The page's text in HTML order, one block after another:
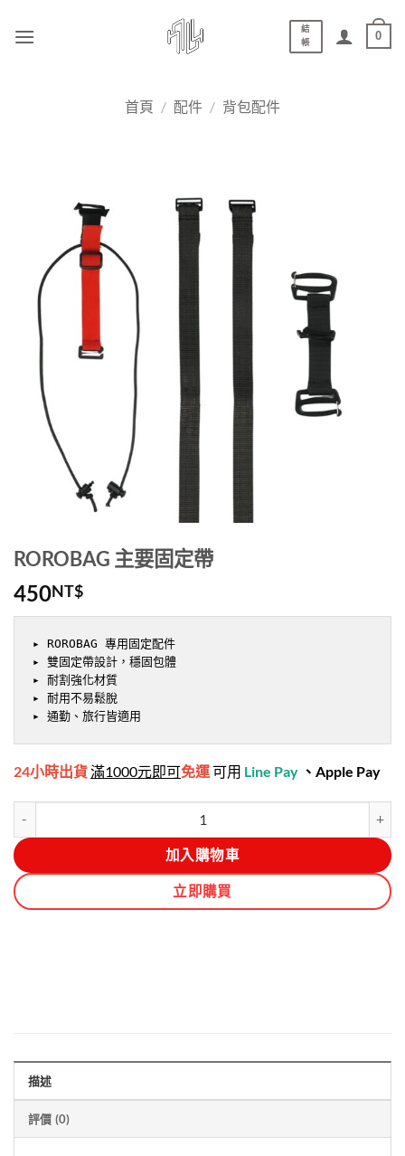
結
帳
0
首頁 / 配件 / 背包配件
ROROBAG 主要固定帶
450NT$
▸ ROROBAG 專用固定配件
▸ 雙固定帶設計，穩固包體
▸ 耐割強化材質
▸ 耐用不易鬆脫
▸ 通勤、旅行皆適用
24小時出貨滿1000元即可免運可用 Line Pay 、 Apple Pay
加入購物車
立即購買
描述
評價 (0)